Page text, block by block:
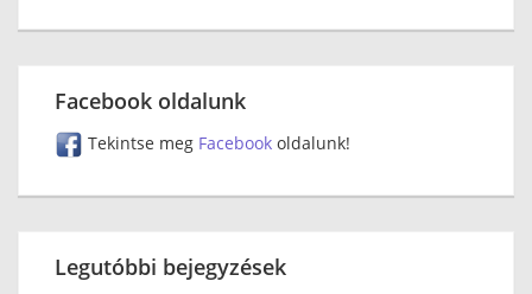
Facebook oldalunk
Tekintse meg Facebook oldalunk!
Legutóbbi bejegyzések